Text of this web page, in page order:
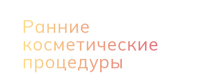
Ранние
косметические
процедуры